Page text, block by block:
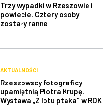
Trzy wypadki w Rzeszowie i
powiecie. Cztery osoby
zostały ranne
AKTUALNOŚCI
Rzeszowscy fotograficy
upamiętnią Piotra Krupę.
Wystawa „Z lotu ptaka" w RDK